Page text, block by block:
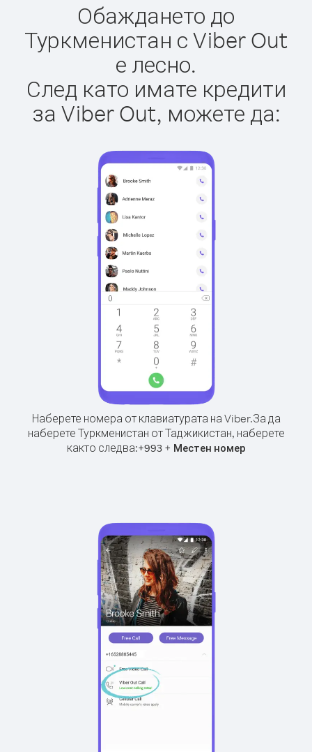
Обаждането до
Туркменистан с Viber Out
е лесно.
След като имате кредити
за Viber Out, можете да:
Наберете номера от клавиатурата на Viber.За да
наберете Туркменистан от Таджикистан, наберете
както следва:+993+ Местен номер